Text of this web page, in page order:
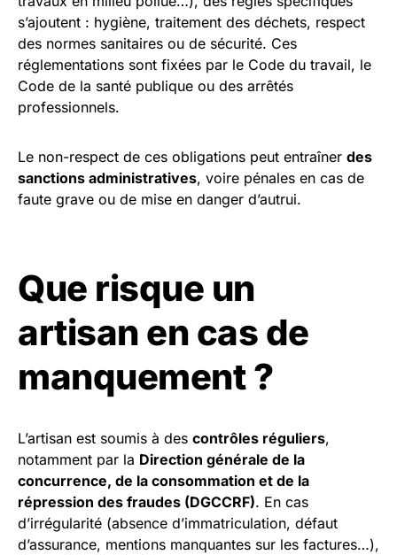
s’ajoutent : hygiène, traitement des déchets, respect
des normes sanitaires ou de sécurité. Ces
réglementations sont fixées par le Code du travail, le
Code de la santé publique ou des arrêtés
professionnels.
Le non-respect de ces obligations peut entraîner des
sanctions administratives, voire pénales en cas de
faute grave ou de mise en danger d’autrui.
Que risque un
artisan en cas de
manquement ?
L’artisan est soumis à des contrôles réguliers,
notamment par la Direction générale de la
concurrence, de la consommation et de la
répression des fraudes (DGCCRF). En cas
d’irrégularité (absence d’immatriculation, défaut
d’assurance, mentions manquantes sur les factures…),